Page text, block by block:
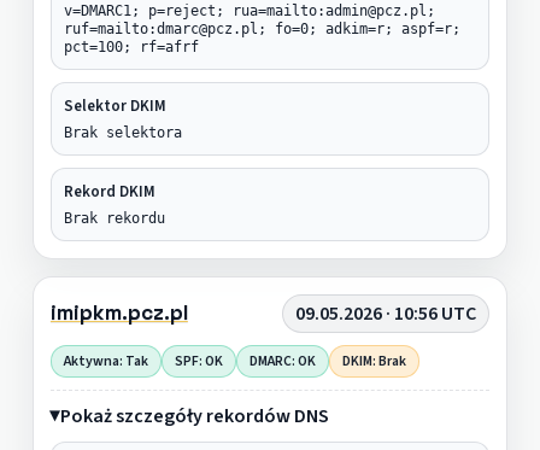
v=DMARC1; p=reject; rua=mailto:admin@pcz.pl;
ruf=mailto:dmarc@pcz.pl; fo=0; adkim=r; aspf=r;
pct=100; rf=afrf
Selektor DKIM
Brak selektora
Rekord DKIM
Brak rekordu
imipkm.pcz.pl 09.05.2026 · 10:56 UTC
Aktywna: Tak SPF: OK DMARC: OK DKIM: Brak
Pokaż szczegóły rekordów DNS